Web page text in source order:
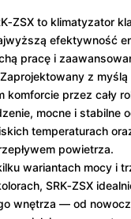
to klimatyzator
efektywność
pracę i
z myślą
komforcie przez cały
mocne i stabilne
temperaturach
powietrza.
wariantach mocy i
SRK‑ZSX
wnętrza — od